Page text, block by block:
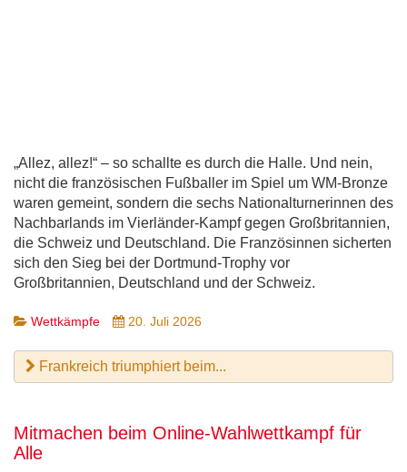
„Allez, allez!“ – so schallte es durch die Halle. Und nein,
nicht die französischen Fußballer im Spiel um WM-Bronze
waren gemeint, sondern die sechs Nationalturnerinnen des
Nachbarlands im Vierländer-Kampf gegen Großbritannien,
die Schweiz und Deutschland. Die Französinnen sicherten
sich den Sieg bei der Dortmund-Trophy vor
Großbritannien, Deutschland und der Schweiz.
Wettkämpfe 20. Juli 2026
Frankreich triumphiert beim...
Mitmachen beim Online-Wahlwettkampf für
Alle